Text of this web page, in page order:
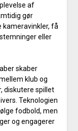
af
gør
få
eller
skaber
klub og
diskutere spillet
Teknologien
fodbold, men
og engagerer